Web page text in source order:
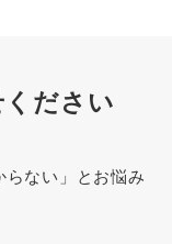
ださい
らない」とお悩み